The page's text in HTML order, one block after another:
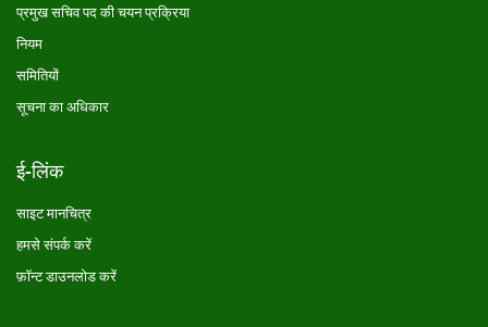
प्रमुख सचिव पद की चयन प्रक्रिया
नियम
समितियों
सूचना का अधिकार
ई-लिंक
साइट मानचित्र
हमसे संपर्क करें
फ़ॉन्ट डाउनलोड करें